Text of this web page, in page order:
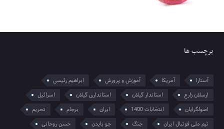
برچسب ها
آستارا آمریکا آموزش و پرورش
ابراهیم رئیسی
ارسلان زارع
استاندار گیلان استانداری گیلان
اسرائیل
اصولگرایان
انتخابات 1400 ایران برجام
تحریم
تیم ملی فوتبال ایران
جنگ جو بایدن
حسن روحانی